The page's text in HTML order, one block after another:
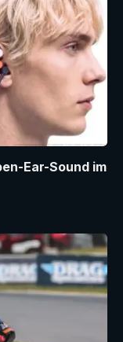
Ear-Sound im